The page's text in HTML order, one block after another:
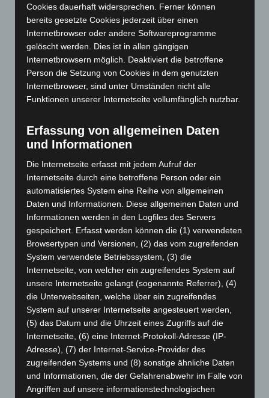
November 2025(114)
Oktober 2025
September 2025(93)
August 2025(90)
Juli 2025 (90)
Juni 2025(103)
April 2025(88)
Februar 2025
(96)
Januar 2025(88)
Dezember 2024(89)
November 2024 (94)
Oktober 2024(93)
September 2024(112)
August 2024(107)
Juli 2024(89)
Juni 2024 (107)
Mai 2024(149)
April 2024(102)
März 2024
(103)
Februar 2024(103)
Cookies dauerhaft widersprechen. Ferner können
bereits gesetzte Cookies jederzeit über einen
Internetbrowser oder andere Softwareprogramme
gelöscht werden. Dies ist in allen gängigen
Internetbrowsern möglich. Deaktiviert die betroffene
Person die Setzung von Cookies in dem genutzten
Internetbrowser, sind unter Umständen nicht alle
Funktionen unserer Internetseite vollumfänglich nutzbar.
Erfassung von allgemeinen Daten
und Informationen
Die Internetseite erfasst mit jedem Aufruf der
Internetseite durch eine betroffene Person oder ein
automatisiertes System eine Reihe von allgemeinen
Daten und Informationen. Diese allgemeinen Daten und
Informationen werden in den Logfiles des Servers
gespeichert. Erfasst werden können die (1) verwendeten
Browsertypen und Versionen, (2) das vom zugreifenden
System verwendete Betriebssystem, (3) die
Internetseite, von welcher ein zugreifendes System auf
unsere Internetseite gelangt (sogenannte Referrer), (4)
die Unterwebseiten, welche über ein zugreifendes
System auf unserer Internetseite angesteuert werden,
(5) das Datum und die Uhrzeit eines Zugriffs auf die
Internetseite, (6) eine Internet-Protokoll-Adresse (IP-
Adresse), (7) der Internet-Service-Provider des
zugreifenden Systems und (8) sonstige ähnliche Daten
und Informationen, die der Gefahrenabwehr im Falle von
Angriffen auf unsere informationstechnologischen